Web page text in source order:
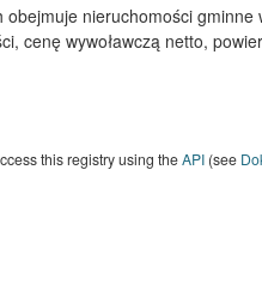
obejmuje nieruchomości
cenę wywoławczą netto,
this registry using theAPI(see